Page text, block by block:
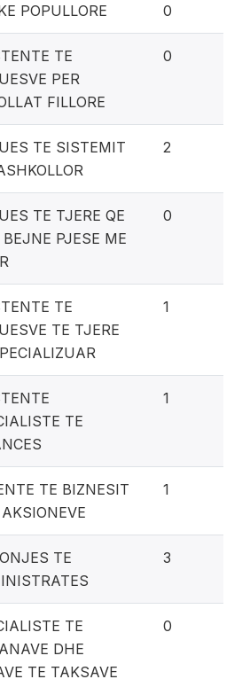
POPULLORE 0
TE
PER
FILLORE
0
TE SISTEMIT
2
TE TJERE QE
PJESE ME
0
TE
TE TJERE
1
TE
1
TE BIZNESIT
1
TE
3
TE
DHE
TE TAKSAVE
0